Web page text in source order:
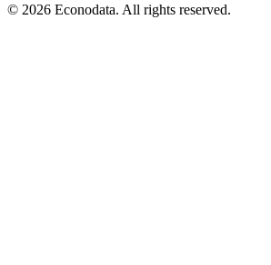
© 2026 Econodata. All rights reserved.